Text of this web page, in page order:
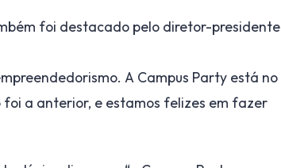
foi destacado pelo diretor-presidente
A Campus Party está no
foi a anterior, e estamos felizes em fazer